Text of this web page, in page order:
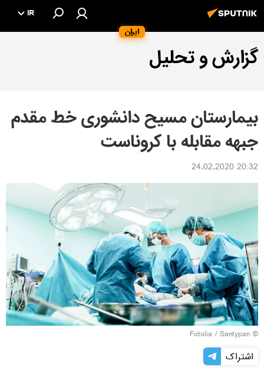
ایران
IR
گزارش و تحلیل
بیمارستان مسیح دانشوری خط مقدم
جبهه مقابله با کروناست
20:32 24.02.2020
©
Fotolia / Santypan
اشتراک